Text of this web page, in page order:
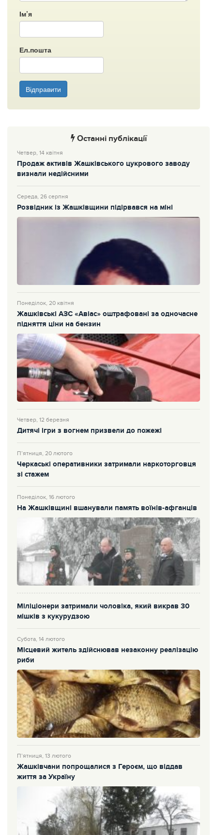
Ім’я
Ел.пошта
Відправити
Останні публікації
Четвер, 14 квітня
Продаж активів Жашківського цукрового заводу
визнали недійсними
Середа, 26 серпня
Розвідник із Жашківщини підірвався на міні
Понеділок, 20 квітня
Жашківські АЗС «Авіас» оштрафовані за одночасне
підняття ціни на бензин
Четвер, 12 березня
Дитячі ігри з вогнем призвели до пожежі
П’ятниця, 20 лютого
Черкаські оперативники затримали наркоторговця
зі стажем
Понеділок, 16 лютого
На Жашківщині вшанували память воїнів-афганців
Міліціонери затримали чоловіка, який викрав 30
мішків з кукурудзою
Субота, 14 лютого
Місцевий житель здійснював незаконну реалізацію
риби
П’ятниця, 13 лютого
Жашківчани попрощалися з Героєм, що віддав
життя за Україну